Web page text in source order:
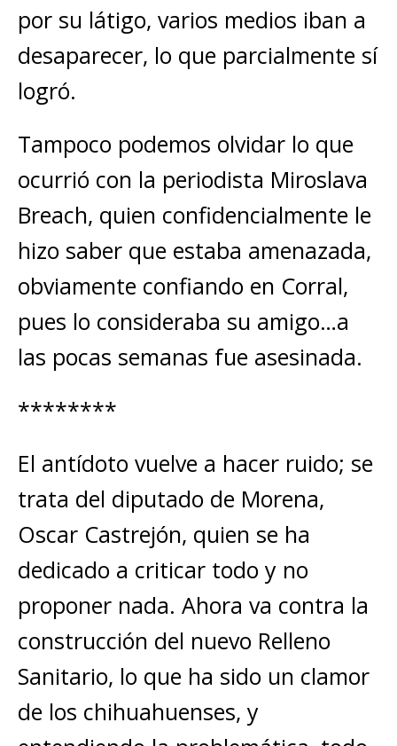
por su látigo, varios medios iban a
desaparecer, lo que parcialmente sí
logró.
Tampoco podemos olvidar lo que
ocurrió con la periodista Miroslava
Breach, quien confidencialmente le
hizo saber que estaba amenazada,
obviamente confiando en Corral,
pues lo consideraba su amigo…a
las pocas semanas fue asesinada.
********
El antídoto vuelve a hacer ruido; se
trata del diputado de Morena,
Oscar Castrejón, quien se ha
dedicado a criticar todo y no
proponer nada. Ahora va contra la
construcción del nuevo Relleno
Sanitario, lo que ha sido un clamor
de los chihuahuenses, y